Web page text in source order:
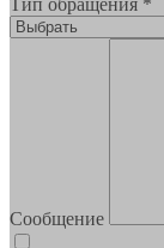
Тип обращения *
Сообщение